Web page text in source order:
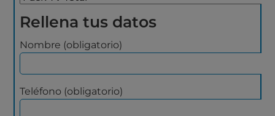
Rellena tus datos
Nombre (obligatorio)
Teléfono (obligatorio)